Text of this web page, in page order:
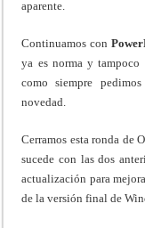
aparente.
Continuamos con
ya es norma y
como siempre
novedad.
Cerramos esta ronda de
sucede con las dos
actualización para
de la versión final de